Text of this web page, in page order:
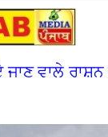
ਵਾਲੇ ਰਾਸ਼ਨ